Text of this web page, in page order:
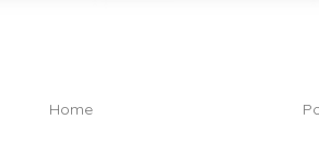
Home